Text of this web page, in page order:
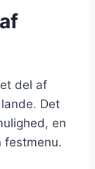
del af
Det
en
festmenu.